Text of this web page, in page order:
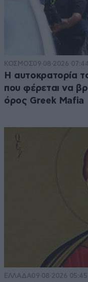
ΚΟΣΜΟΣ09·08·2026
Η αυτοκρατορία
που φέρεται να
όρος Greek Mafia
ΕΛΛΑΔΑ09·08·2026 05:45